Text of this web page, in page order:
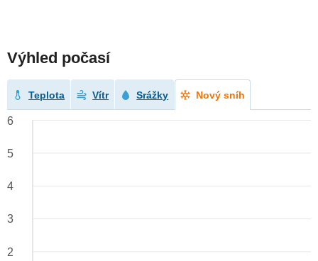
Výhled počasí
Teplota Vítr Srážky Nový sníh
6
5
4
3
2